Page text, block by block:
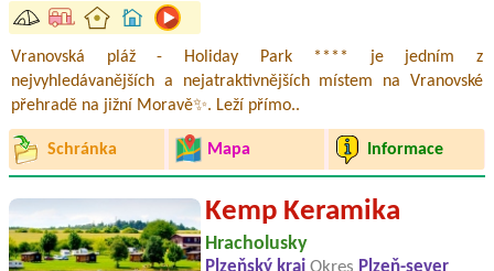
Vranovská pláž - Holiday Park **** je jedním z
nejvyhledávanějších a nejatraktivnějších místem na Vranovské
přehradě na jižní Moravě✨. Leží přímo..
Schránka Mapa Informace
Kemp Keramika
Hracholusky